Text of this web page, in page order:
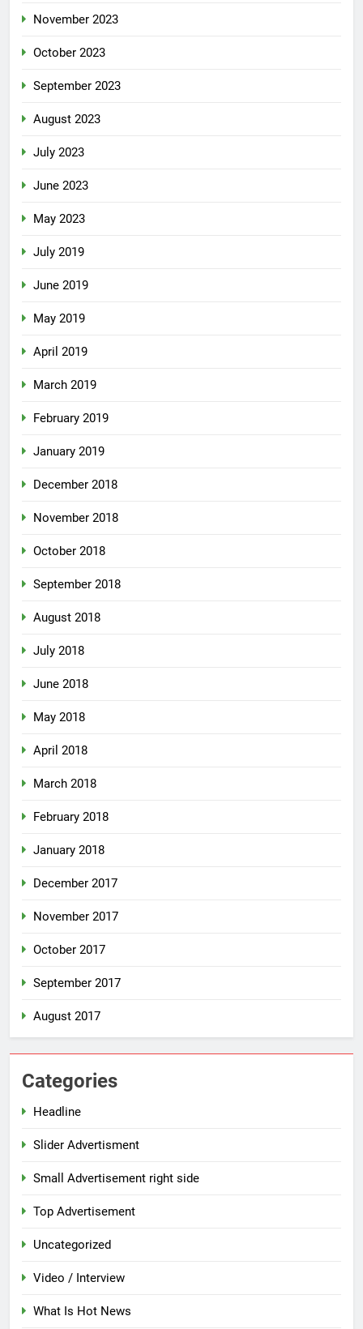
November 2023
October 2023
September 2023
August 2023
July 2023
June 2023
May 2023
July 2019
June 2019
May 2019
April 2019
March 2019
February 2019
January 2019
December 2018
November 2018
October 2018
September 2018
August 2018
July 2018
June 2018
May 2018
April 2018
March 2018
February 2018
January 2018
December 2017
November 2017
October 2017
September 2017
August 2017
Categories
Headline
Slider Advertisment
Small Advertisement right side
Top Advertisement
Uncategorized
Video / Interview
What Is Hot News